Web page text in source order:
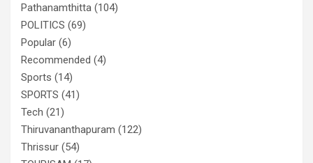
Pathanamthitta (104)
POLITICS (69)
Popular (6)
Recommended (4)
Sports (14)
SPORTS (41)
Tech (21)
Thiruvananthapuram (122)
Thrissur (54)